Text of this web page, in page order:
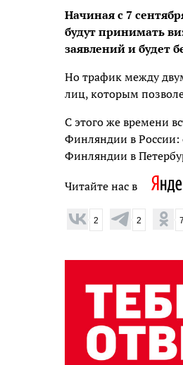
Начиная с 7
будут принимать
заявлений и будет
Но трафик между
лиц, которым
С этого же времени
Финляндии в России:
Финляндии в
Читайте нас в
2 2 7